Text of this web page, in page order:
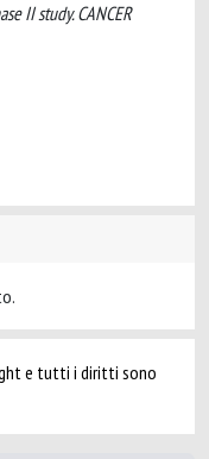
II study. CANCER
e tutti i diritti sono